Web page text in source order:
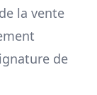
la vente
de